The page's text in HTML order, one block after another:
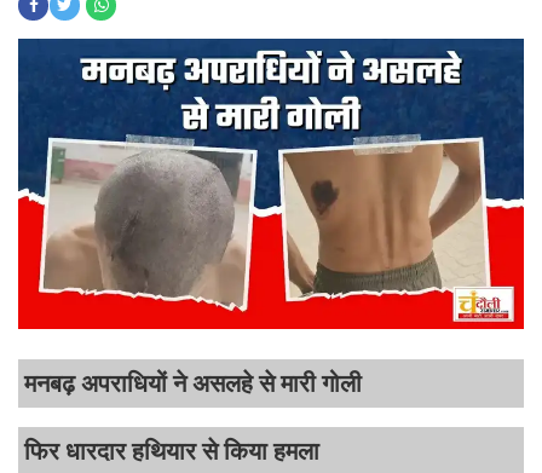
मनबढ़ अपराधियों ने असलहे से मारी गोली
फिर धारदार हथियार से किया हमला